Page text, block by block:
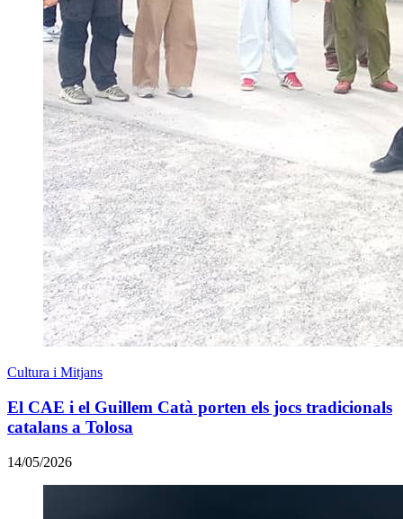
Cultura i Mitjans
El CAE i el Guillem Catà porten els jocs tradicionals
catalans a Tolosa
14/05/2026